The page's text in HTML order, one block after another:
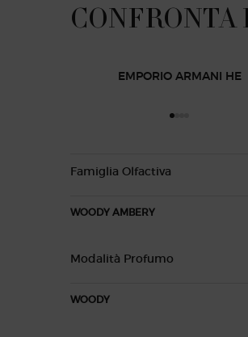
CONFRONTA LE FRAGRANZE DI EMPORIO
EMPORIO ARMANI HE
Famiglia Olfactiva
WOODY AMBERY
Modalità Profumo
WOODY